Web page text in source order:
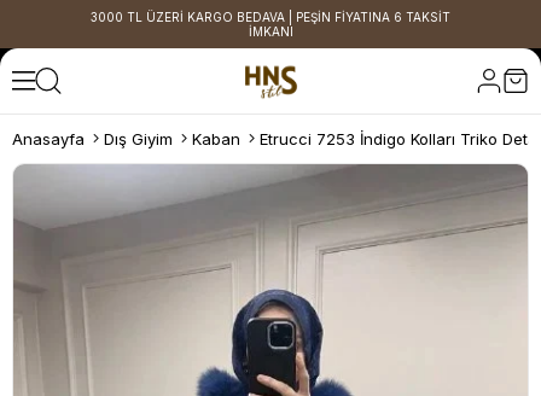
3000 TL ÜZERİ KARGO BEDAVA | PEŞİN FİYATINA 6 TAKSİT
İMKANI
Anasayfa Dış Giyim Kaban Etrucci 7253 İndigo Kolları Triko